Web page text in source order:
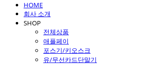
HOME
회사 소개
SHOP
전체상품
애플페이
포스기/키오스크
유/무선카드단말기